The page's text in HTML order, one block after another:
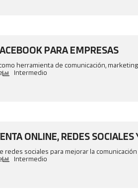
PARA EMPRESAS
herramienta de comunicación,
Intermedio
ONLINE, REDES
redes sociales para mejorar la
Intermedio